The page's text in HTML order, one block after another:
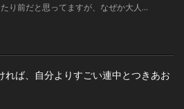
り前だと思ってますが、なぜか大人...
れば、自分よりすごい連中とつきあお